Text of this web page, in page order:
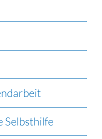
Selbsthilfe